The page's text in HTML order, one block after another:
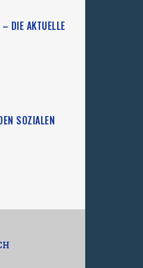
DIE AKTUELLE
SOZIALEN